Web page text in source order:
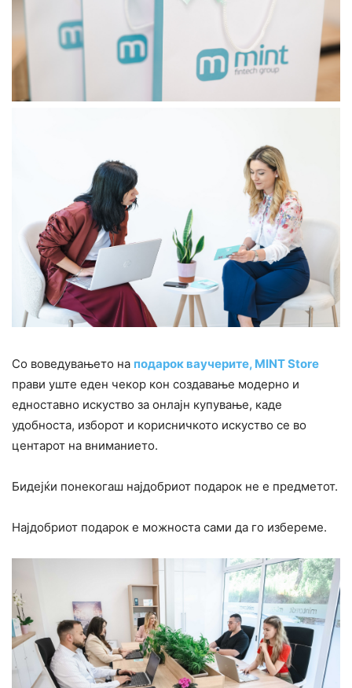
Со воведувањето на подарок ваучерите, MINT Store
прави уште еден чекор кон создавање модерно и
едноставно искуство за онлајн купување, каде
удобноста, изборот и корисничкото искуство се во
центарот на вниманието.
Бидејќи понекогаш најдобриот подарок не е предметот.
Најдобриот подарок е можноста сами да го избереме.